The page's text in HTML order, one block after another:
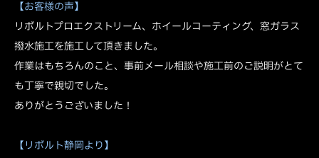
【お客様の声】
リボルトプロエクストリーム、ホイールコーティング、窓ガラス
撥水施工を施工して頂きました。
作業はもちろんのこと、事前メール相談や施工前のご説明がとて
も丁寧で親切でした。
ありがとうございました！
【リボルト静岡より】